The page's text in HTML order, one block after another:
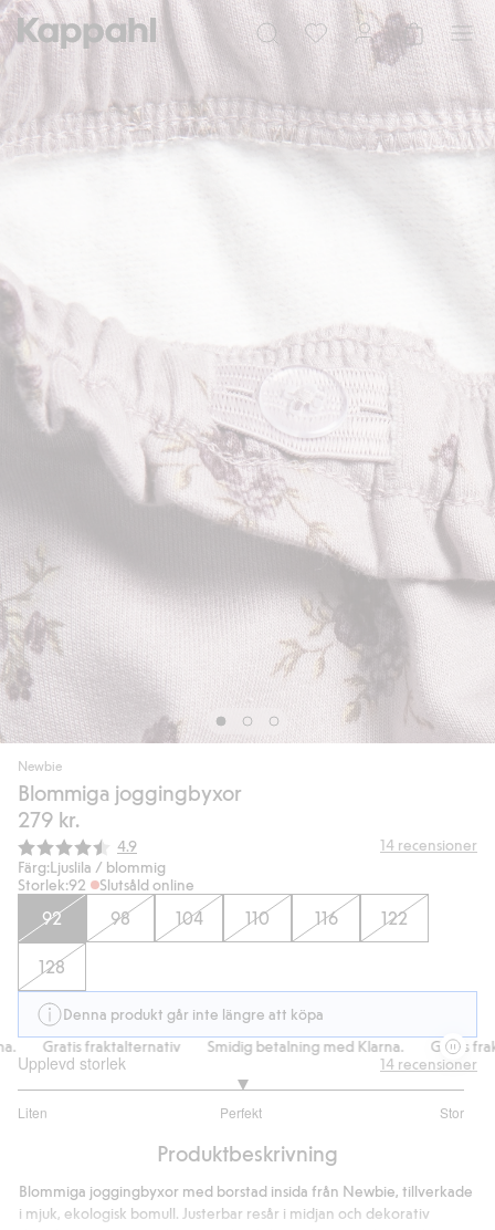
Newbie
Blommiga joggingbyxor
279 kr.
Snittbetyg:
4.9 14 recensioner
Färg:Ljuslila / blommig
Storlek:92 Slutsåld online
92 98 104 110 116 122
128
Denna produkt går inte längre att köpa
Gratis fraktalternativ
Smidig betalning med Klarna. Gratis
Upplevd storlek
Liten Perfekt Stor
utav
11
betyg
14 recensioner
Produktbeskrivning
Blommiga joggingbyxor med borstad insida från Newbie, tillverkade
i mjuk, ekologisk bomull. Justerbar resår i midjan och dekorativ